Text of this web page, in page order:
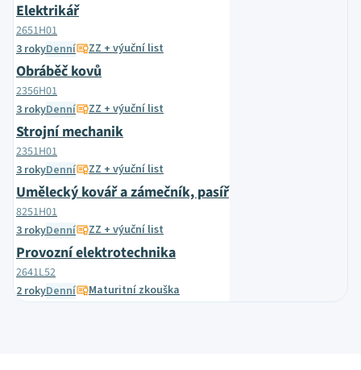
Elektrikář
2651H01
3 rokyDenní ZZ + výuční list
Obráběč kovů
2356H01
3 rokyDenní ZZ + výuční list
Strojní mechanik
2351H01
3 rokyDenní ZZ + výuční list
Umělecký kovář a zámečník, pasíř
8251H01
3 rokyDenní ZZ + výuční list
Provozní elektrotechnika
2641L52
2 rokyDenní Maturitní zkouška